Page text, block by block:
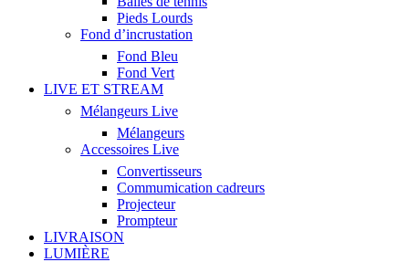
Pieds Lourds
Fond d’incrustation
Fond Bleu
Fond Vert
LIVE ET STREAM
Mélangeurs Live
Mélangeurs
Accessoires Live
Convertisseurs
Commumication cadreurs
Projecteur
Prompteur
LIVRAISON
LUMIÈRE